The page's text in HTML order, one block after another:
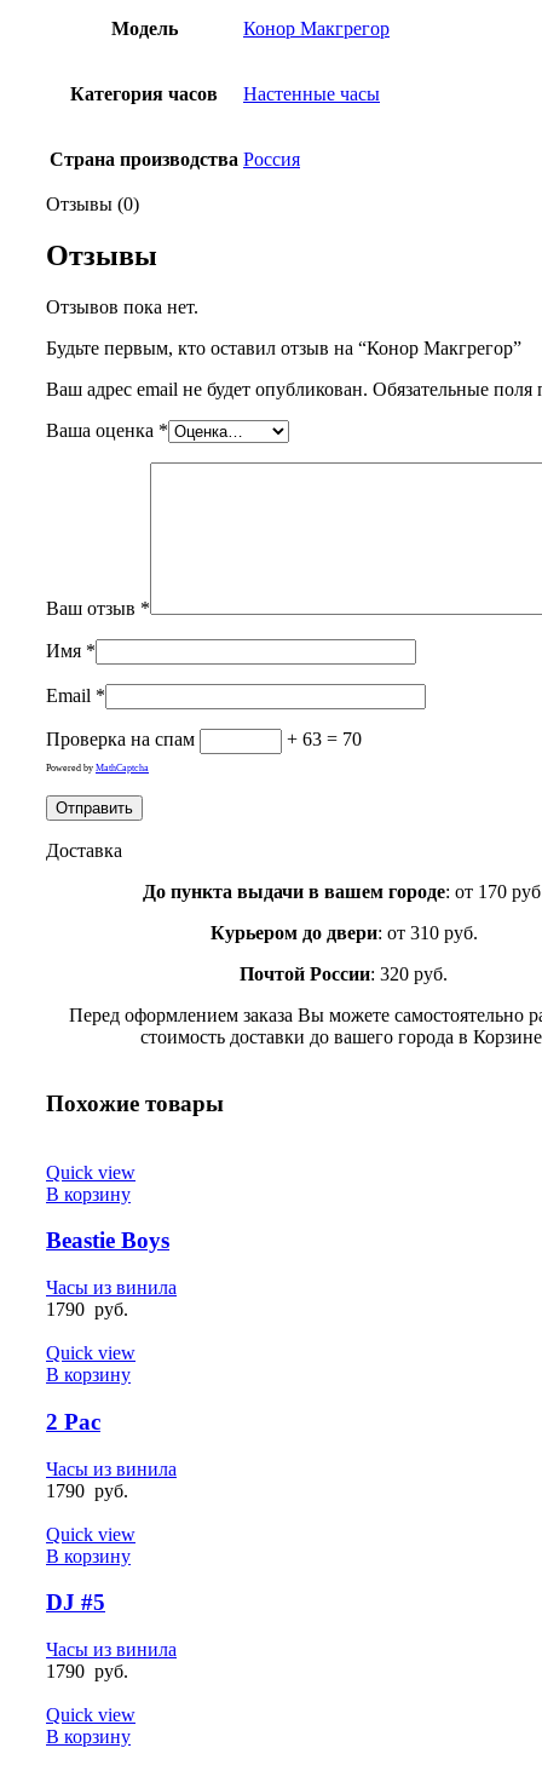
Модель Конор Макгрегор
Категория часов Настенные часы
Страна производства Россия
Отзывы (0)
Отзывы
Отзывов пока нет.
Будьте первым, кто оставил отзыв на “Конор Макгрегор”
Ваш адрес email не будет опубликован. Обязательные
Ваша оценка *
Ваш отзыв *
Имя *
Email *
Проверка на спам + 63 = 70
Powered by MathCaptcha
Доставка
До пункта выдачи в вашем городе: от 170
Курьером до двери: от 310 руб.
Почтой России: 320 руб.
Перед оформлением заказа Вы можете самостоятельно
стоимость доставки до вашего города в
Похожие товары
Quick view
В корзину
Beastie Boys
Часы из винила
1790 руб.
Quick view
В корзину
2 Pac
Часы из винила
1790 руб.
Quick view
В корзину
DJ #5
Часы из винила
1790 руб.
Quick view
В корзину